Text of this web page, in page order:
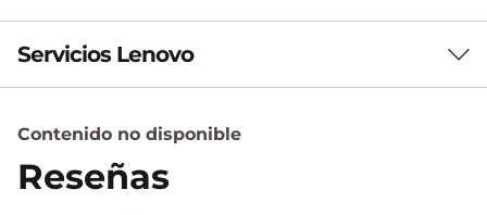
Servicios Lenovo
Servicios de Soluciones
Diseñe la mejor estrategia para su empresa.
Contenido no disponible
Reseñas